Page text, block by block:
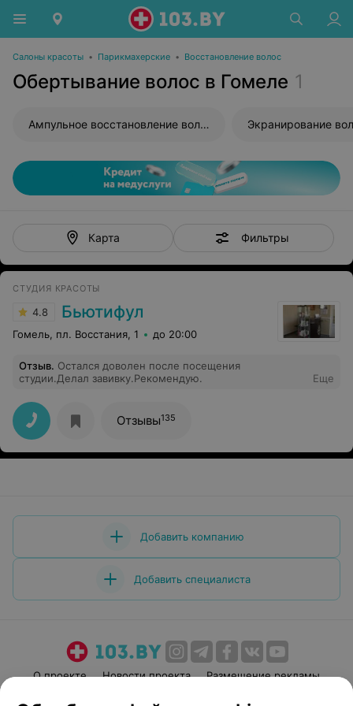
Салоны красоты • Парикмахерские • Восстановление волос
Обертывание волос в Гомеле 1
Ампульное восстановление волос Экранирование
Карта Фильтры
СТУДИЯ КРАСОТЫ
4.8 Бьютифул
Гомель, пл. Восстания, 1 до 20:00
Отзыв. Остался доволен после посещения
студии.Делал завивку.Рекомендую.
Еще
Отзывы135
Добавить компанию
Добавить специалиста
О проекте Новости проекта
Размещение рекламы